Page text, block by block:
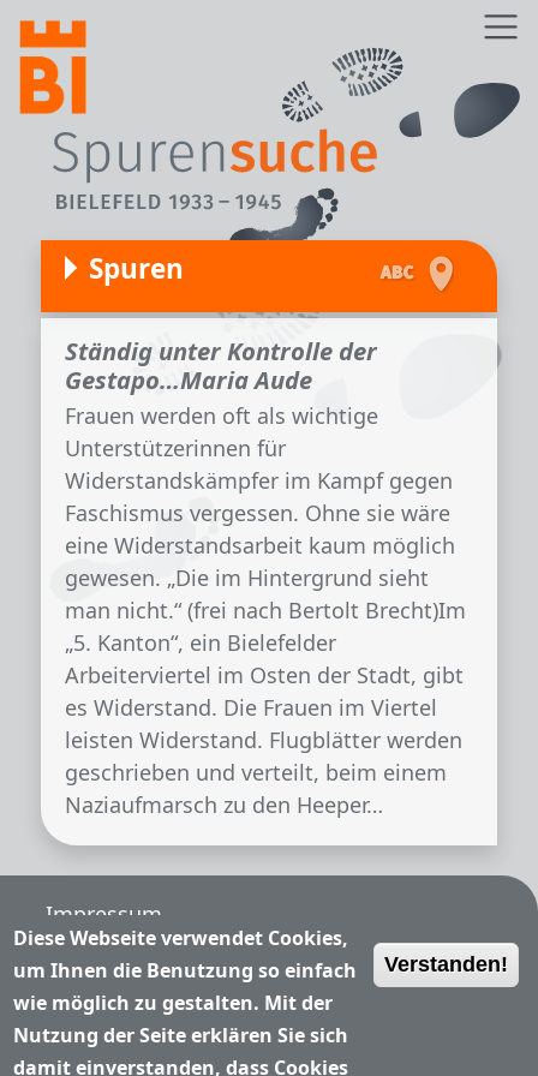
Direkt zum Inhalt
Spuren
Ständig unter Kontrolle der
Gestapo…Maria Aude
Frauen werden oft als wichtige
Unterstützerinnen für
Widerstandskämpfer im Kampf gegen
Faschismus vergessen. Ohne sie wäre
eine Widerstandsarbeit kaum möglich
gewesen. „Die im Hintergrund sieht
man nicht.“ (frei nach Bertolt Brecht)Im
„5. Kanton“, ein Bielefelder
Arbeiterviertel im Osten der Stadt, gibt
es Widerstand. Die Frauen im Viertel
leisten Widerstand. Flugblätter werden
geschrieben und verteilt, beim einem
Naziaufmarsch zu den Heeper…
Fußzeile
Impressum
Nutzungsbedingungen
Datenschutzerklärung
Diese Webseite verwendet Cookies,
um Ihnen die Benutzung so einfach
wie möglich zu gestalten. Mit der
Nutzung der Seite erklären Sie sich
damit einverstanden, dass Cookies
Verstanden!